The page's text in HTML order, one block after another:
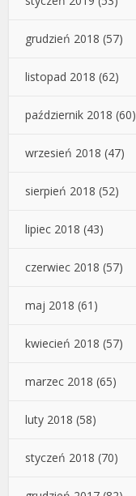
grudzień 2018 (57)
listopad 2018 (62)
październik 2018 (60)
wrzesień 2018 (47)
sierpień 2018 (52)
lipiec 2018 (43)
czerwiec 2018 (57)
maj 2018 (61)
kwiecień 2018 (57)
marzec 2018 (65)
luty 2018 (58)
styczeń 2018 (70)